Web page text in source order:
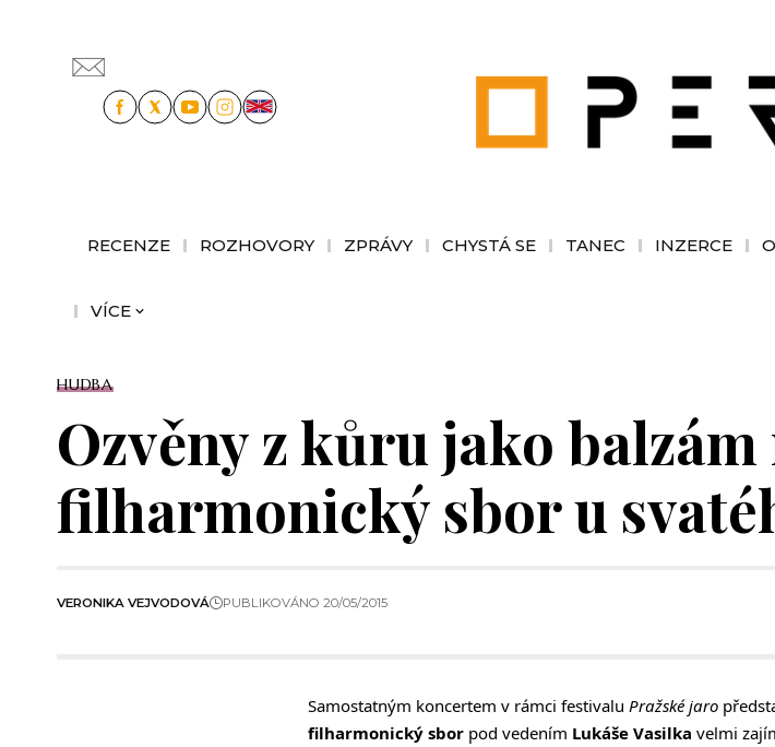
RECENZE ROZHOVORY ZPRÁVY CHYSTÁ SE TANEC INZERCE
VÍCE
HUDBA
Ozvěny z kůru jako
filharmonický sbor u
VERONIKA VEJVODOVÁ PUBLIKOVÁNO 20/05/2015
Samostatným koncertem v rámci festivalu Pražské jaro
filharmonický sbor pod vedením Lukáše Vasilka velmi